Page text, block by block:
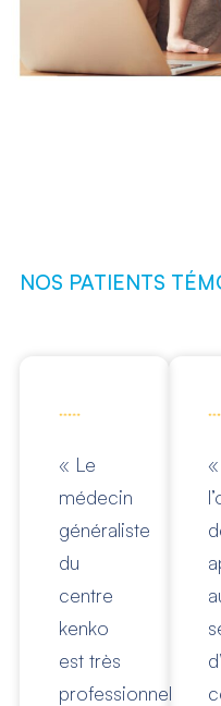
NOS PATIENTS
« Le
médecin
généraliste
du
centre
kenko
est très
professionnel